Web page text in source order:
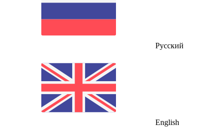
Русский
English